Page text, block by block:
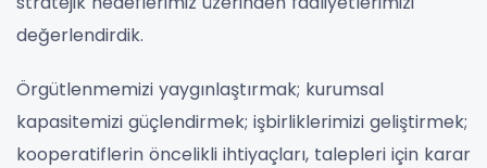
değerlendirdik.
Örgütlenmemizi yaygınlaştırmak; kurumsal
kapasitemizi güçlendirmek; işbirliklerimizi geliştirmek;
kooperatiflerin öncelikli ihtiyaçları, talepleri için karar